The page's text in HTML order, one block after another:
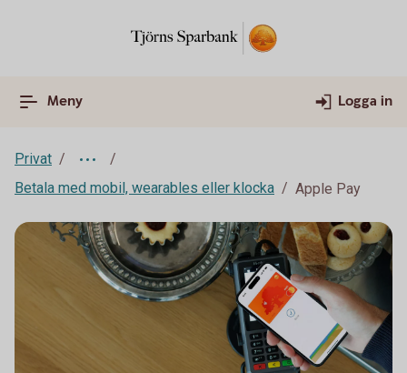
Meny Logga in
Privat
Betala med mobil, wearables eller klocka
Apple Pay